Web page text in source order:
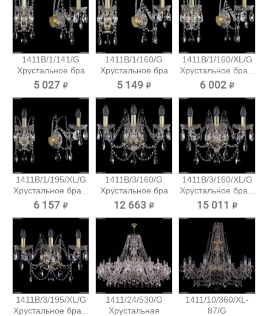
1411B/1/141/G
Хрустальное бра
Bohemia...
5 027 ₽
1411B/1/160/G
Хрустальное бра
Bohemia...
5 149 ₽
1411B/1/160/XL/G
Хрустальное бра...
6 002 ₽
1411B/1/195/XL/G
Хрустальное бра...
6 157 ₽
1411B/3/160/G
Хрустальное бра
Bohemia...
12 663 ₽
1411B/3/160/XL/G
Хрустальное бра...
15 011 ₽
1411B/3/195/XL/G
Хрустальное бра...
1411/24/530/G
Хрустальная
1411/10/360/XL-
87/G